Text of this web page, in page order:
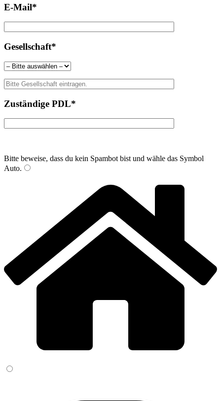
E-Mail*
Gesellschaft*
Zuständige PDL*
Bitte beweise, dass du kein Spambot bist und wähle das Symbol
Auto.